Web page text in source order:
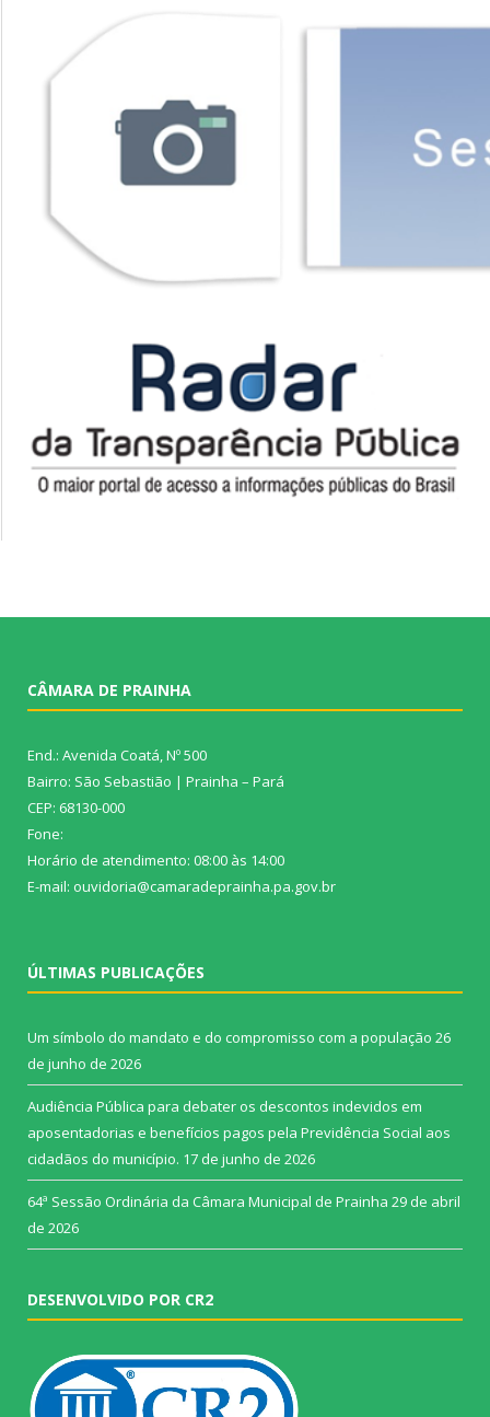
CÂMARA DE PRAINHA
End.: Avenida Coatá, Nº 500
Bairro: São Sebastião | Prainha – Pará
CEP: 68130-000
Fone:
Horário de atendimento: 08:00 às 14:00
E-mail: ouvidoria@camaradeprainha.pa.gov.br
ÚLTIMAS PUBLICAÇÕES
Um símbolo do mandato e do compromisso com a população 26
de junho de 2026
Audiência Pública para debater os descontos indevidos em
aposentadorias e benefícios pagos pela Previdência Social aos
cidadãos do município. 17 de junho de 2026
64ª Sessão Ordinária da Câmara Municipal de Prainha 29 de abril
de 2026
DESENVOLVIDO POR CR2